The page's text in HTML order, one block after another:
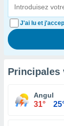
J'ai lu et
Principales
Angul
31°